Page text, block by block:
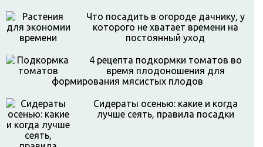
Что посадить в огороде дачнику, у
которого не хватает времени на
постоянный уход
4 рецепта подкормки томатов во
время плодоношения для
формирования мясистых плодов
Сидераты осенью: какие и когда
лучше сеять, правила посадки